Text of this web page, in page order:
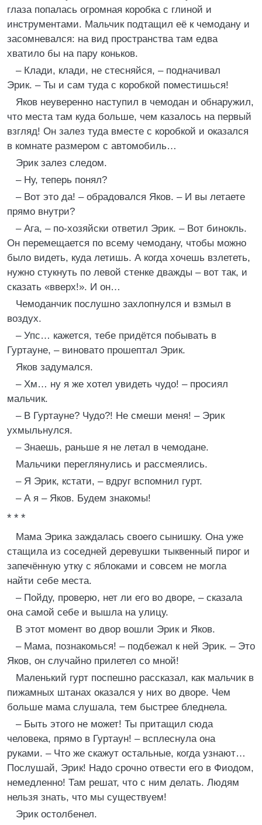
глаза попалась огромная коробка с глиной и
инструментами. Мальчик подтащил её к чемодану и
засомневался: на вид пространства там едва
хватило бы на пару коньков.
– Клади, клади, не стесняйся, – подначивал
Эрик. – Ты и сам туда с коробкой поместишься!
Яков неуверенно наступил в чемодан и обнаружил,
что места там куда больше, чем казалось на первый
взгляд! Он залез туда вместе с коробкой и оказался
в комнате размером с автомобиль…
Эрик залез следом.
– Ну, теперь понял?
– Вот это да! – обрадовался Яков. – И вы летаете
прямо внутри?
– Ага, – по-хозяйски ответил Эрик. – Вот бинокль.
Он перемещается по всему чемодану, чтобы можно
было видеть, куда летишь. А когда хочешь взлететь,
нужно стукнуть по левой стенке дважды – вот так, и
сказать «вверх!». И он…
Чемоданчик послушно захлопнулся и взмыл в
воздух.
– Упс… кажется, тебе придётся побывать в
Гуртауне, – виновато прошептал Эрик.
Яков задумался.
– Хм… ну я же хотел увидеть чудо! – просиял
мальчик.
– В Гуртауне? Чудо?! Не смеши меня! – Эрик
ухмыльнулся.
– Знаешь, раньше я не летал в чемодане.
Мальчики переглянулись и рассмеялись.
– Я Эрик, кстати, – вдруг вспомнил гурт.
– А я – Яков. Будем знакомы!
* * *
Мама Эрика заждалась своего сынишку. Она уже
стащила из соседней деревушки тыквенный пирог и
запечённую утку с яблоками и совсем не могла
найти себе места.
– Пойду, проверю, нет ли его во дворе, – сказала
она самой себе и вышла на улицу.
В этот момент во двор вошли Эрик и Яков.
– Мама, познакомься! – подбежал к ней Эрик. – Это
Яков, он случайно прилетел со мной!
Маленький гурт поспешно рассказал, как мальчик в
пижамных штанах оказался у них во дворе. Чем
больше мама слушала, тем быстрее бледнела.
– Быть этого не может! Ты притащил сюда
человека, прямо в Гуртаун! – всплеснула она
руками. – Что же скажут остальные, когда узнают…
Послушай, Эрик! Надо срочно отвести его в Фиодом,
немедленно! Там решат, что с ним делать. Людям
нельзя знать, что мы существуем!
Эрик остолбенел.